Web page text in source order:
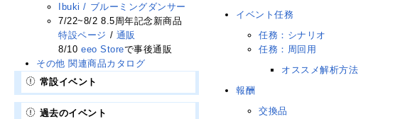
イベント任務
任務：シナリオ
任務：周回用
オススメ解析方法
報酬
交換品
Ibuki / ブルーミングダンサー
7/22~8/2 8.5周年記念新商品
特設ページ / 通販
8/10 eeo Storeで事後通販
その他 関連商品カタログ
常設イベント
過去のイベント